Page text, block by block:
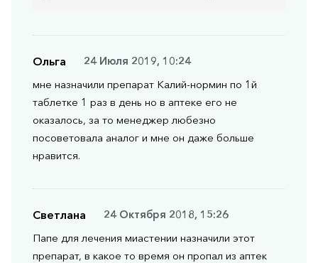
Ольга
24 Июля 2019, 10:24
мне назначили препарат Калий-нормин по 1й
таблетке 1 раз в день но в аптеке его не
оказалось, за то менеджер любезно
посоветовала аналог и мне он даже больше
нравится.
Светлана
24 Октября 2018, 15:26
Папе для лечения миастении назначили этот
препарат, в какое то время он пропал из аптек